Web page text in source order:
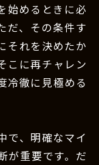
始めるときに必
だ、その条件す
それを決めたか
こに再チャレン
冷徹に見極める
で、明確なマイ
が重要です。だ